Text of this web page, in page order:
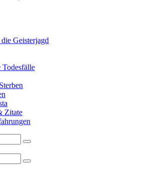
Geisterjagd
Todesfälle
Zitate
Search
Search